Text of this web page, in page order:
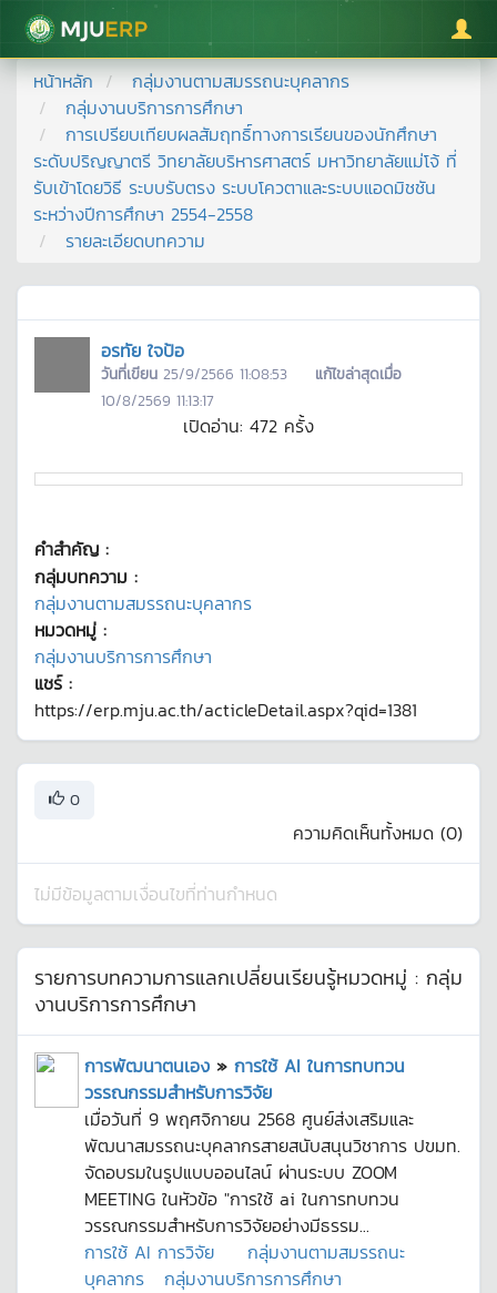
มหาวิทยาลัยแม่โจ้
หน้าหลัก
กลุ่มงานตามสมรรถนะบุคลากร
กลุ่มงานบริการการศึกษา
การเปรียบเทียบผลสัมฤทธิ์ทางการเรียนของนักศึกษา
ระดับปริญญาตรี วิทยาลัยบริหารศาสตร์ มหาวิทยาลัยแม่โจ้ ที่
รับเข้าโดยวิธี ระบบรับตรง ระบบโควตาและระบบแอดมิชชัน
ระหว่างปีการศึกษา 2554-2558
รายละเอียดบทความ
อรทัย ใจป้อ
วันที่เขียน 25/9/2566 11:08:53
แก้ไขล่าสุดเมื่อ
10/8/2569 11:13:17
เปิดอ่าน: 472 ครั้ง
คำสำคัญ :
กลุ่มบทความ :
กลุ่มงานตามสมรรถนะบุคลากร
หมวดหมู่ :
กลุ่มงานบริการการศึกษา
แชร์ :
https://erp.mju.ac.th/acticleDetail.aspx?qid=1381
0
ความคิดเห็นทั้งหมด (0)
ไม่มีข้อมูลตามเงื่อนไขที่ท่านกำหนด
รายการบทความการแลกเปลี่ยนเรียนรู้หมวดหมู่ : กลุ่ม
งานบริการการศึกษา
การพัฒนาตนเอง » การใช้ AI ในการทบทวน
วรรณกรรมสำหรับการวิจัย
เมื่อวันที่ 9 พฤศจิกายน 2568 ศูนย์ส่งเสริมและ
พัฒนาสมรรถนะบุคลากรสายสนับสนุนวิชาการ ปขมท.
จัดอบรมในรูปแบบออนไลน์ ผ่านระบบ ZOOM
MEETING ในหัวข้อ "การใช้ ai ในการทบทวน
วรรณกรรมสำหรับการวิจัยอย่างมีธรรม...
การใช้ AI การวิจัย
กลุ่มงานตามสมรรถนะ
บุคลากร
กลุ่มงานบริการการศึกษา